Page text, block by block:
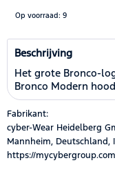
Op voorraad: 9
Beschrijving
Het grote Bronco-
Bronco Modern
Fabrikant:
cyber-Wear Heidelberg
Mannheim, Deutschland,
https://